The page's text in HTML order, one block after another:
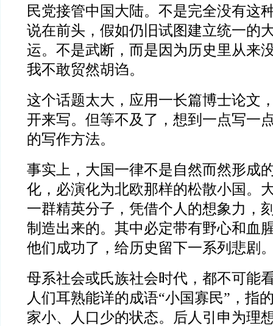
民党接管中国大陆。不是完全没有这
说在前头，假如仍旧试图建立统一的
运。不是武断，而是因为历史里从来
我不敢贸然胡诌。
这个话题太大，应用一长篇博士论文
开来写。但等不及了，想到一点写一
的写作方法。
事实上，大国一律不是自然而然形成
化，必演化为北欧那样的松散小国。
一群精英分子，凭借个人的想象力，
制造出来的。其中必定带有野心和血
他们成功了，给历史留下一系列悲剧
母系社会或氏族社会时代，都不可能
人们耳熟能详的成语“小国寡民”，指
家小、人口少的状态。后人引申为理